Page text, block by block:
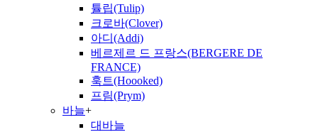
튤립(Tulip)
크로바(Clover)
아디(Addi)
베르제르 드 프랑스(BERGERE DE
FRANCE)
훅트(Hoooked)
프림(Prym)
바늘+
대바늘